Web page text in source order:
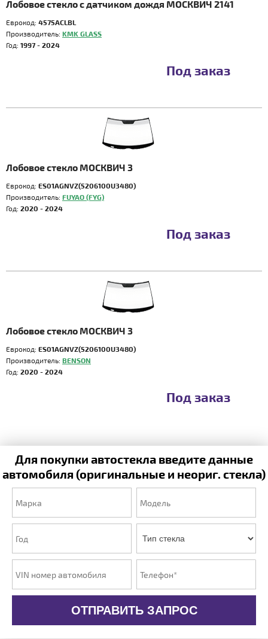
Лобовое стекло с датчиком дождя МОСКВИЧ 2141
Еврокод: 4575ACLBL
Производитель: KMK GLASS
Год: 1997 - 2024
Под заказ
Лобовое стекло МОСКВИЧ 3
Еврокод: ES01AGNVZ(5206100U3480)
Производитель: FUYAO (FYG)
Год: 2020 - 2024
Под заказ
Лобовое стекло МОСКВИЧ 3
Еврокод: ES01AGNVZ(5206100U3480)
Производитель: BENSON
Год: 2020 - 2024
Под заказ
Для покупки автостекла введите данные
автомобиля (оригинальные и неориг. стекла)
ОТПРАВИТЬ ЗАПРОС